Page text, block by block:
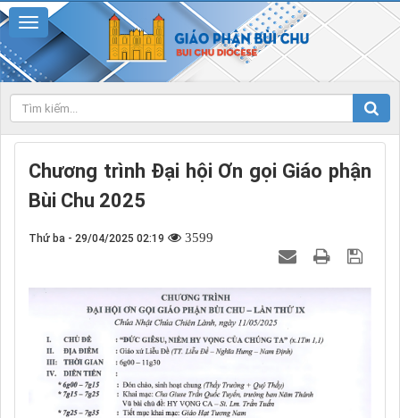
Chương trình Đại hội Ơn gọi Giáo phận
Bùi Chu 2025
Thứ ba - 29/04/2025 02:19 3599